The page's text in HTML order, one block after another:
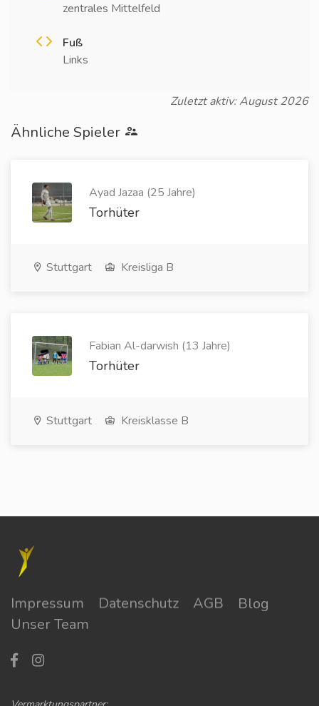
zentrales Mittelfeld
Fuß
Links
Zuletzt aktiv: August 2026
Ähnliche Spieler
Ayad Jazaa (25 Jahre)
Torhüter
Stuttgart Kreisliga B
Fabian Al-darwish (13 Jahre)
Torhüter
Stuttgart Kreisklasse B
Impressum Datenschutz AGB
Blog
Unser Team